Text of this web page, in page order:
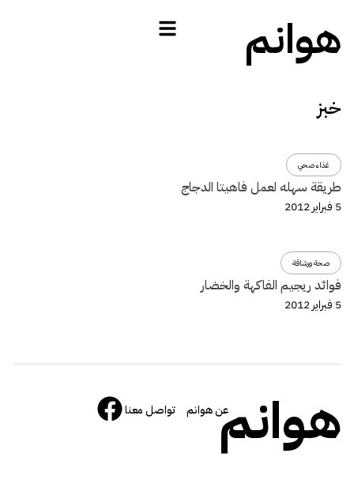
هوانم
خبز
غذاء صحي
طريقة سهله لعمل فاهيتا الدجاج
5 فبراير 2012
صحة ورشاقة
فوائد ريجيم الفاكهة والخضار
5 فبراير 2012
هوانمعن هوانم تواصل معنا